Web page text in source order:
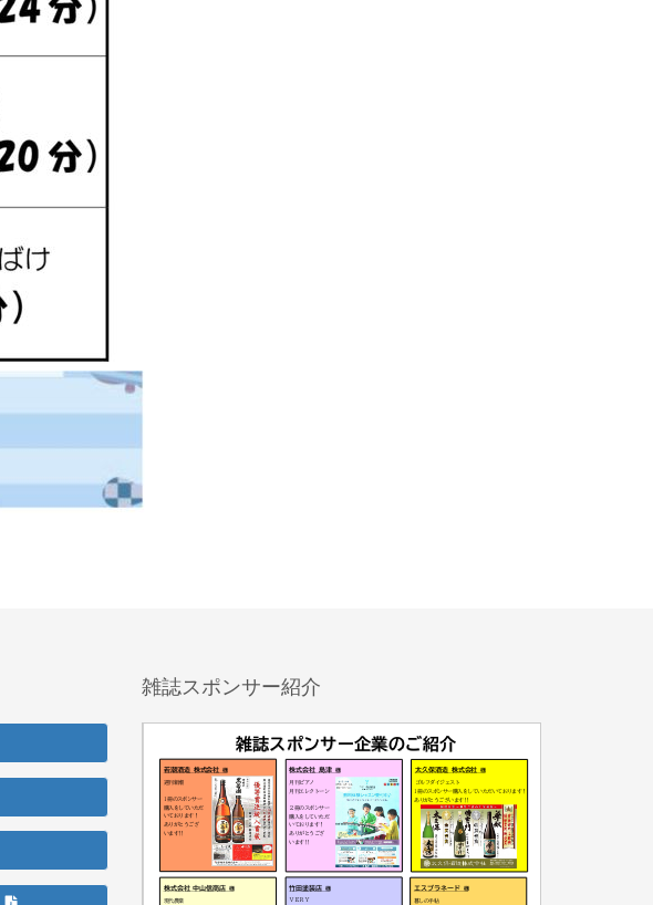
雑誌スポンサー紹介